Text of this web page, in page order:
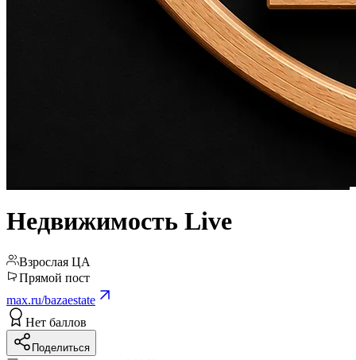
Недвижимость Live
Взрослая ЦА
Прямой пост
max.ru/bazaestate
Нет баллов
Поделиться